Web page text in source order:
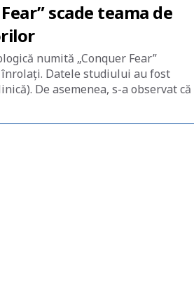
scade teama de
numită „Conquer Fear”
înrolați. Datele studiului au fost
De asemenea, s-a observat că